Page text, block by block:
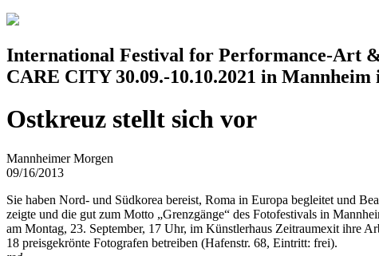
Jump to navigation
International Festival for Performance-Art
CARE CITY 30.09.-10.10.2021 in
Ostkreuz stellt sich vor
Mannheimer Morgen
09/16/2013
Sie haben Nord- und Südkorea bereist, Roma in Europa begleitet und
zeigte und die gut zum Motto „Grenzgänge“ des Fotofestivals in
am Montag, 23. September, 17 Uhr, im Künstlerhaus Zeitraumexit ihre
18 preisgekrönte Fotografen betreiben (Hafenstr. 68, Eintritt: frei).